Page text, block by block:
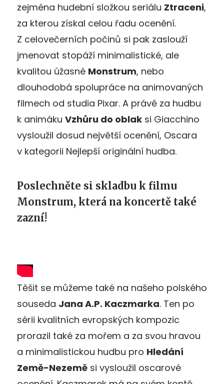
zejména hudební složkou seriálu Ztraceni,
za kterou získal celou řadu ocenění.
Z celovečerních počinů si pak zaslouží
jmenovat stopáží minimalistické, ale
kvalitou úžasné Monstrum, nebo
dlouhodobá spolupráce na animovaných
filmech od studia Pixar. A právě za hudbu
k animáku Vzhůru do oblak si Giacchino
vysloužil dosud největší ocenění, Oscara
v kategorii Nejlepší originální hudba.
Poslechněte si skladbu k filmu
Monstrum, která na koncertě také
zazní!
Těšit se můžeme také na našeho polského
souseda Jana A.P. Kaczmarka. Ten po
sérii kvalitních evropských kompozic
prorazil také za mořem a za svou hravou
a minimalistickou hudbu pro Hledání
Země-Nezemě si vysloužil oscarové